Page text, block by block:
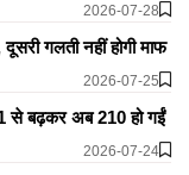
2026-07-28
गलती नहीं होगी माफ
2026-07-25
से बढ़कर अब 210 हो गईं
2026-07-24